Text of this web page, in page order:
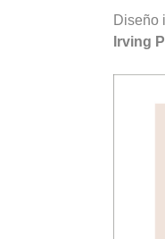
Diseño
Irving